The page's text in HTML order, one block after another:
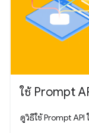
ใช้ Prompt
ดูวิธีใช้ Prompt API